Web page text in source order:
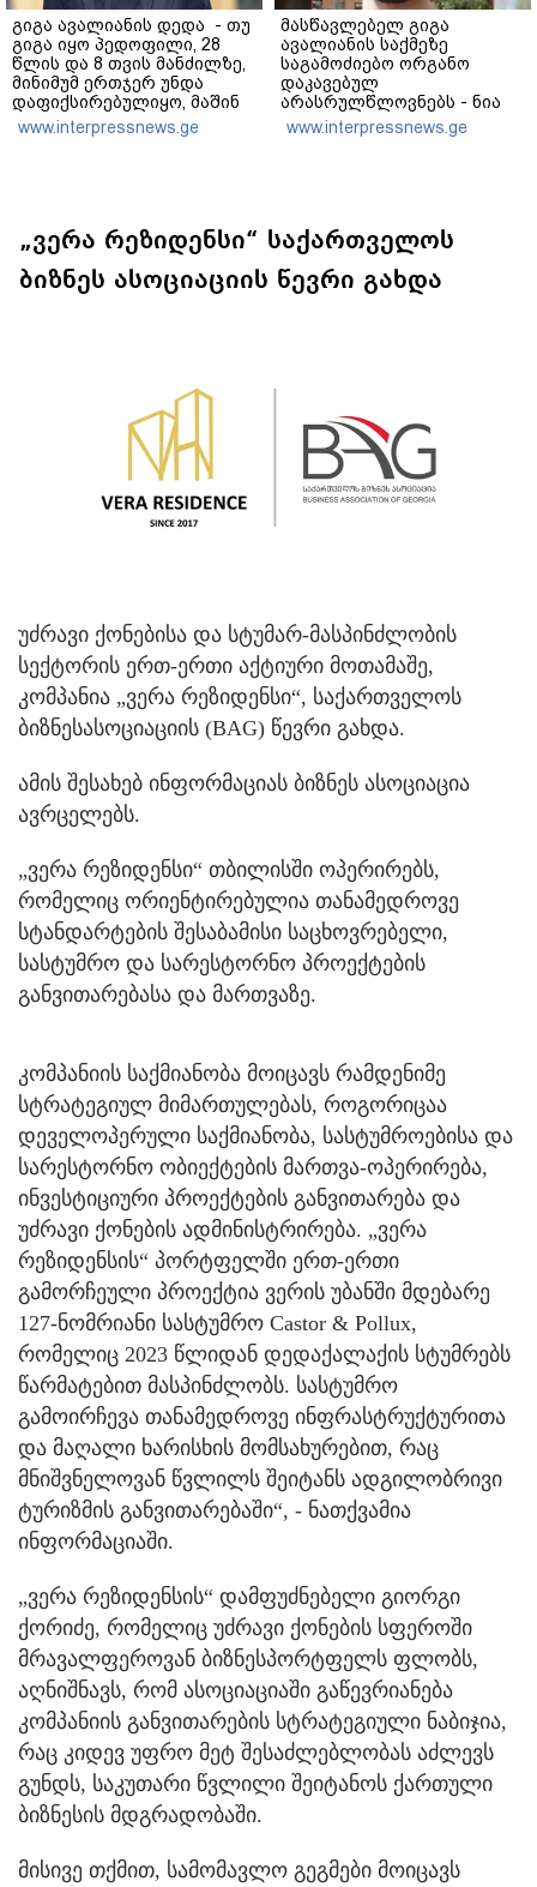
გიგა ავალიანის დედა - თუ
გიგა იყო პედოფილი, 28
წლის და 8 თვის მანძილზე,
მინიმუმ ერთჯერ უნდა
დაფიქსირებულიყო, მაშინ
როცა 8 წელი ამზადებდა
მოსწავლეებს! - იპოვონ
www.interpressnews.ge
მასწავლებელ გიგა
ავალიანის საქმეზე
საგამოძიებო ორგანო
დაკავებულ
არასრულწლოვნებს - ნია
იმნაძესა და ანასტასია
ბერუაშვილს 30 დღის
www.interpressnews.ge
„ვერა რეზიდენსი“ საქართველოს
ბიზნეს ასოციაციის წევრი გახდა
უძრავი ქონებისა და სტუმარ-მასპინძლობის
სექტორის ერთ-ერთი აქტიური მოთამაშე,
კომპანია „ვერა რეზიდენსი“, საქართველოს
ბიზნესასოციაციის (BAG) წევრი გახდა.
ამის შესახებ ინფორმაციას ბიზნეს ასოციაცია
ავრცელებს.
„ვერა რეზიდენსი“ თბილისში ოპერირებს,
რომელიც ორიენტირებულია თანამედროვე
სტანდარტების შესაბამისი საცხოვრებელი,
სასტუმრო და სარესტორნო პროექტების
განვითარებასა და მართვაზე.
კომპანიის საქმიანობა მოიცავს რამდენიმე
სტრატეგიულ მიმართულებას, როგორიცაა
დეველოპერული საქმიანობა, სასტუმროებისა და
სარესტორნო ობიექტების მართვა-ოპერირება,
ინვესტიციური პროექტების განვითარება და
უძრავი ქონების ადმინისტრირება. „ვერა
რეზიდენსის“ პორტფელში ერთ-ერთი
გამორჩეული პროექტია ვერის უბანში მდებარე
127-ნომრიანი სასტუმრო Castor & Pollux,
რომელიც 2023 წლიდან დედაქალაქის სტუმრებს
წარმატებით მასპინძლობს. სასტუმრო
გამოირჩევა თანამედროვე ინფრასტრუქტურითა
და მაღალი ხარისხის მომსახურებით, რაც
მნიშვნელოვან წვლილს შეიტანს ადგილობრივი
ტურიზმის განვითარებაში“, - ნათქვამია
ინფორმაციაში.
„ვერა რეზიდენსის“ დამფუძნებელი გიორგი
ქორიძე, რომელიც უძრავი ქონების სფეროში
მრავალფეროვან ბიზნესპორტფელს ფლობს,
აღნიშნავს, რომ ასოციაციაში გაწევრიანება
კომპანიის განვითარების სტრატეგიული ნაბიჯია,
რაც კიდევ უფრო მეტ შესაძლებლობას აძლევს
გუნდს, საკუთარი წვლილი შეიტანოს ქართული
ბიზნესის მდგრადობაში.
მისივე თქმით, სამომავლო გეგმები მოიცავს